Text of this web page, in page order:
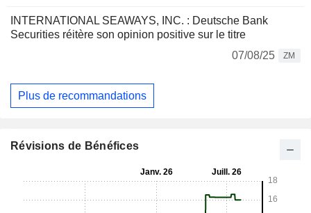
INTERNATIONAL SEAWAYS, INC. : Deutsche Bank
Securities réitère son opinion positive sur le titre
07/08/25
ZM
Plus de recommandations
Révisions de Bénéfices